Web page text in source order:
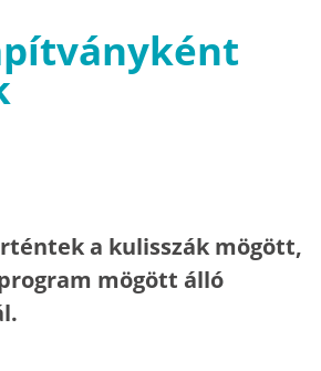
a kulisszák mögött,
mögött álló